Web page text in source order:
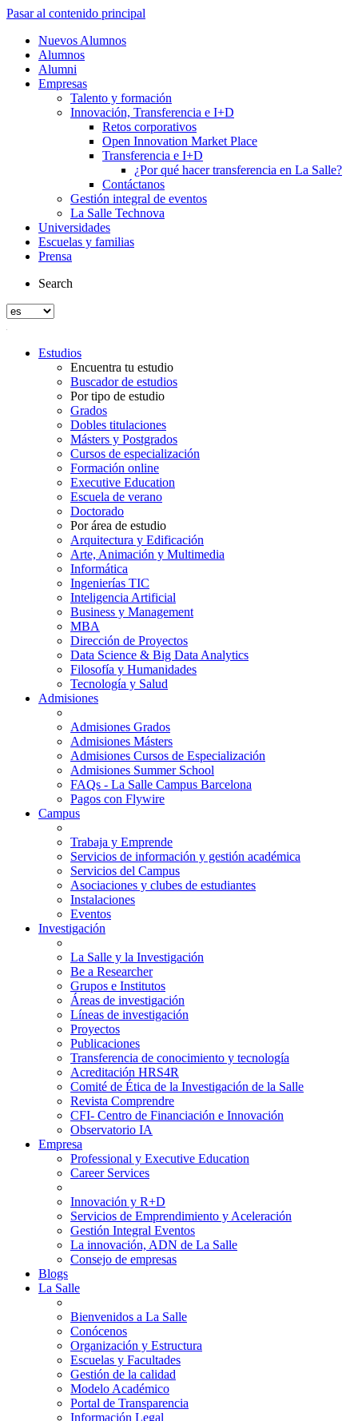
Pasar al contenido principal
Nuevos Alumnos
Alumnos
Alumni
Empresas
Talento y formación
Innovación, Transferencia e I+D
Retos corporativos
Open Innovation Market Place
Transferencia e I+D
¿Por qué hacer transferencia en La Salle?
Contáctanos
Gestión integral de eventos
La Salle Technova
Universidades
Escuelas y familias
Prensa
Search
Estudios
Encuentra tu estudio
Buscador de estudios
Por tipo de estudio
Grados
Dobles titulaciones
Másters y Postgrados
Cursos de especialización
Formación online
Executive Education
Escuela de verano
Doctorado
Por área de estudio
Arquitectura y Edificación
Arte, Animación y Multimedia
Informática
Ingenierías TIC
Inteligencia Artificial
Business y Management
MBA
Dirección de Proyectos
Data Science & Big Data Analytics
Filosofía y Humanidades
Tecnología y Salud
Admisiones
Admisiones Grados
Admisiones Másters
Admisiones Cursos de Especialización
Admisiones Summer School
FAQs - La Salle Campus Barcelona
Pagos con Flywire
Campus
Trabaja y Emprende
Servicios de información y gestión académica
Servicios del Campus
Asociaciones y clubes de estudiantes
Instalaciones
Eventos
Investigación
La Salle y la Investigación
Be a Researcher
Grupos e Institutos
Áreas de investigación
Líneas de investigación
Proyectos
Publicaciones
Transferencia de conocimiento y tecnología
Acreditación HRS4R
Comité de Ética de la Investigación de la Salle
Revista Comprendre
CFI- Centro de Financiación e Innovación
Observatorio IA
Empresa
Professional y Executive Education
Career Services
Innovación y R+D
Servicios de Emprendimiento y Aceleración
Gestión Integral Eventos
La innovación, ADN de La Salle
Consejo de empresas
Blogs
La Salle
Bienvenidos a La Salle
Conócenos
Organización y Estructura
Escuelas y Facultades
Gestión de la calidad
Modelo Académico
Portal de Transparencia
Información Legal